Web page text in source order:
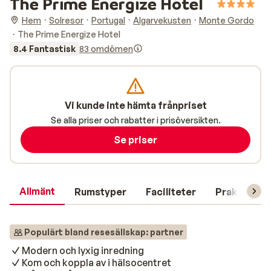
Hem Solresor Portugal Algarvekusten
Monte Gordo
The Prime Energize Hotel
8.4 Fantastisk 83 omdömen
Allmänt Rumstyper Faciliteter Praktisk
Populärt bland resesällskap: partner
Modern och lyxig inredning
Kom och koppla av i hälsocentret
Vi kunde inte hämta frånpriset
Se alla priser och rabatter i prisöversikten.
Se priser